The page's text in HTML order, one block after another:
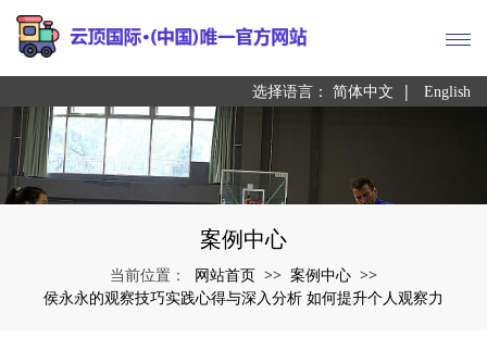
选择语言： 简体中文 | English
案例中心
当前位置： 网站首页 >> 案例中心 >>
侯永永的观察技巧实践心得与深入分析 如何提升个人观察力